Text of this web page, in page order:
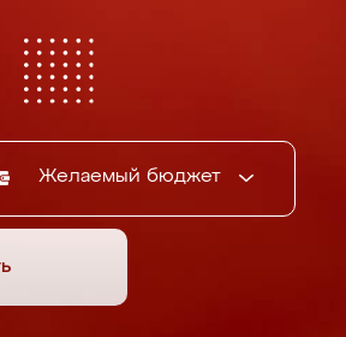
Желаемый бюджет